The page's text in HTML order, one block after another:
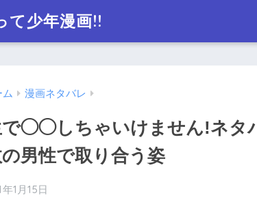
て少年漫画!!
ム 漫画ネタバレ
で◯◯しちゃいけません!ネタ
男性で取り合う姿
1月15日